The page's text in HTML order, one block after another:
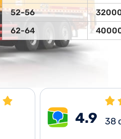
52-56
62-64
4.9 38